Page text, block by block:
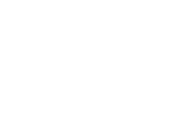
en
Puedes ponerte en